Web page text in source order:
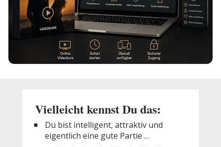
Vielleicht kennst Du das:
Du bist intelligent, attraktiv und
eigentlich eine gute Partie …